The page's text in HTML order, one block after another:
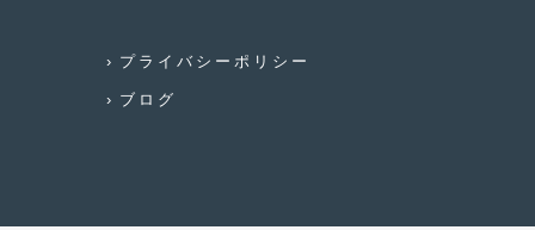
プライバシーポリシー
ブログ